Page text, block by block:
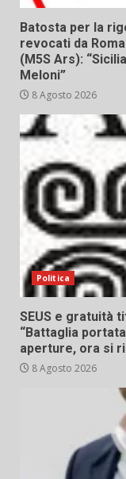
Batosta per la
revocati da
(M5S Ars):
Meloni”
8 Agosto 2026
Politica
SEUS e gratuità
“Battaglia
aperture, ora si
8 Agosto 2026